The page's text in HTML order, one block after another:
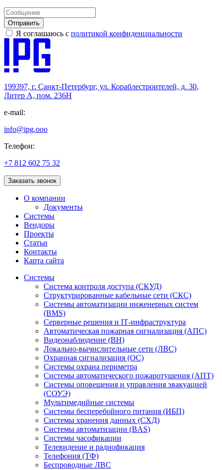
Отправить
Я соглашаюсь с политикой конфиденциальности
199397, г. Санкт-Петербург, ул. Кораблестроителей, д. 30,
Литер А, пом. 236Н
e-mail:
info@ipg.ooo
Телефон:
+7 812 602 75 32
Заказать звонок
О компании
Документы
Системы
Вендоры
Проекты
Статьи
Контакты
Карта сайта
Системы
Система контроля доступа (СКУД)
Структурированные кабельные сети (СКС)
Системы автоматизации инженерных систем
(BMS)
Серверные решения и IT‑инфраструктура
Автоматическая пожарная сигнализация (АПС)
Видеонаблюдение (ВН)
Локально-вычислительные сети (ЛВС)
Охранная сигнализация (ОС)
Системы охрана периметра
Системы автоматического пожаротушения (АПТ)
Системы оповещения и управления эвакуацией
(СОУЭ)
Мультимедийные системы
Системы бесперебойного питания (ИБП)
Системы хранения данных (СХД)
Системы автоматизации (BAS)
Системы часофикации
Телевидение и радиофикация
Телефония (ТФ)
Беспроводные ЛВС